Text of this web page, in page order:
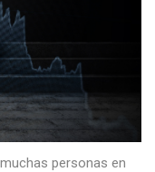
personas en